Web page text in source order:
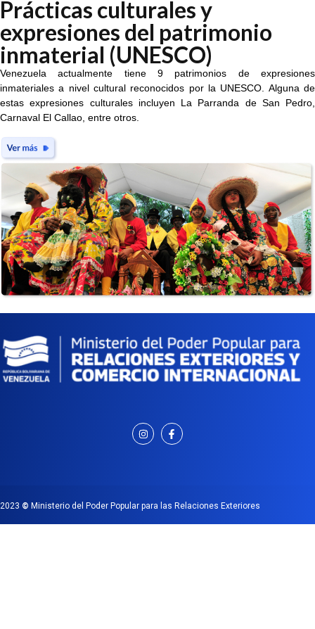
Prácticas culturales y
expresiones del patrimonio
inmaterial (UNESCO)
Venezuela actualmente tiene 9 patrimonios de expresiones
inmateriales a nivel cultural reconocidos por la UNESCO. Alguna de
estas expresiones culturales incluyen La Parranda de San Pedro,
Carnaval El Callao, entre otros.
2023 © Ministerio del Poder Popular para las Relaciones Exteriores